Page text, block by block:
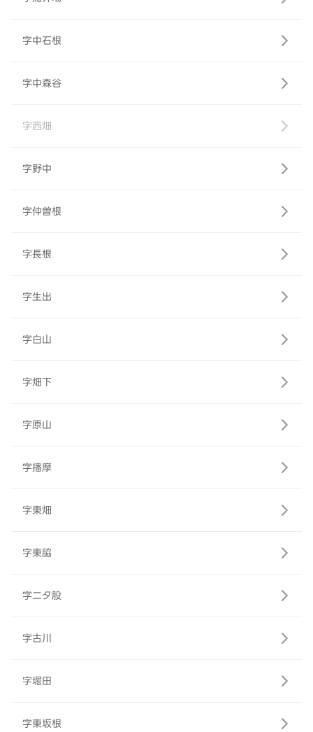
字中石根
字中森谷
字西畑
字野中
字仲曽根
字長根
字生出
字白山
字畑下
字原山
字播摩
字東畑
字東脇
字二タ股
字古川
字堀田
字東坂根